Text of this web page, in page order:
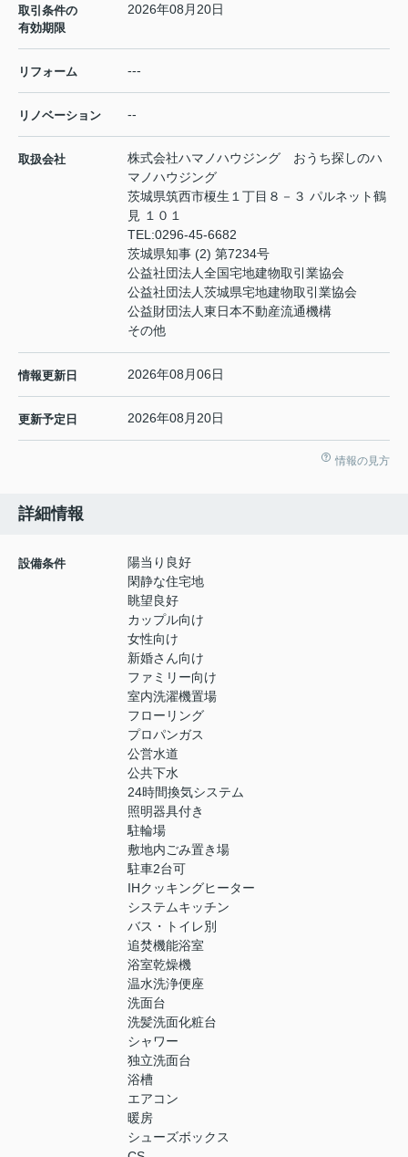
取引条件の
有効期限
2026年08月20日
リフォーム ---
リノベーション --
取扱会社
株式会社ハマノハウジング おうち探しのハ
マノハウジング
茨城県筑西市榎生１丁目８－３ パルネット鶴
見 １０１
TEL:0296-45-6682
茨城県知事 (2) 第7234号
公益社団法人全国宅地建物取引業協会
公益社団法人茨城県宅地建物取引業協会
公益財団法人東日本不動産流通機構
その他
情報更新日 2026年08月06日
更新予定日 2026年08月20日
情報の見方
詳細情報
設備条件
陽当り良好
閑静な住宅地
眺望良好
カップル向け
女性向け
新婚さん向け
ファミリー向け
室内洗濯機置場
フローリング
プロパンガス
公営水道
公共下水
24時間換気システム
照明器具付き
駐輪場
敷地内ごみ置き場
駐車2台可
IHクッキングヒーター
システムキッチン
バス・トイレ別
追焚機能浴室
浴室乾燥機
温水洗浄便座
洗面台
洗髪洗面化粧台
シャワー
独立洗面台
浴槽
エアコン
暖房
シューズボックス